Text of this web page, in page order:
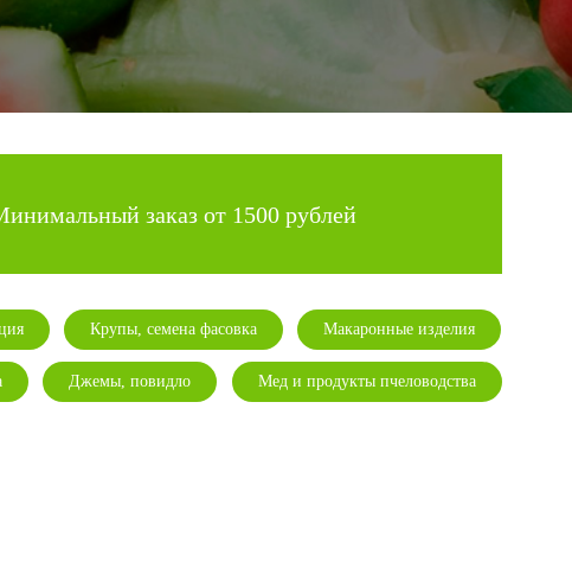
заказ от 1500 рублей
Крупы, семена фасовка Макаронные изделия
Джемы, повидло Мед и продукты пчеловодства